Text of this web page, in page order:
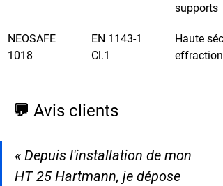
supports
NEOSAFE
1018
EN 1143-1
Cl.1
Haute
effraction
💬 Avis clients
« Depuis l'installation de mon
HT 25 Hartmann, je dépose